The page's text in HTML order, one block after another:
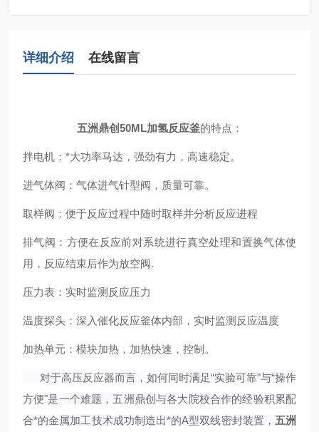
详细介绍 在线留言
五洲鼎创50ML加氢反应釜的特点：
拌电机：*大功率马达，强劲有力，高速稳定。
进气体阀：气体进气针型阀，质量可靠。
取样阀：便于反应过程中随时取样并分析反应进程
排气阀：方便在反应前对系统进行真空处理和置换气体使
用，反应结束后作为放空阀.
压力表：实时监测反应压力
温度探头：深入催化反应釜体内部，实时监测反应温度
加热单元：模块加热，加热快速，控制。
对于高压反应器而言，如何同时满足“实验可靠"与“操作
方便"是一个难题，五洲鼎创与各大院校合作的经验积累配
合*的金属加工技术成功制造出*的A型双线密封装置， 五洲